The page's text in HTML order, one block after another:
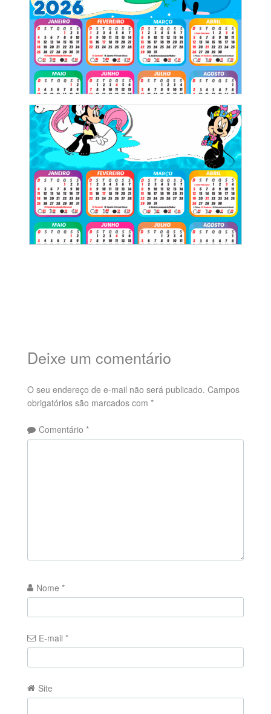
Deixe um comentário
O seu endereço de e-mail não será publicado. Campos
obrigatórios são marcados com *
Comentário *
Nome *
E-mail *
Site